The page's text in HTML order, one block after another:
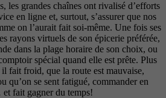
les grandes chaînes ont rivalisé d’efforts
en ligne et, surtout, s’assurer que nos
on l’aurait fait soi-même. Une fois ses
rayons virtuels de son épicerie préférée,
dans la plage horaire de son choix, ou
spécial quand elle est prête. Plus
fait froid, que la route est mauvaise,
qu’on se sent fatigué, commander en
fait gagner du temps!